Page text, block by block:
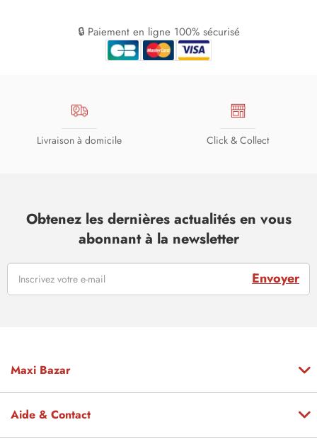
🔒 Paiement en ligne 100% sécurisé
Livraison à domicile Click & Collect
Obtenez les dernières actualités en vous
abonnant à la newsletter
Envoyer
Maxi Bazar
Aide & Contact